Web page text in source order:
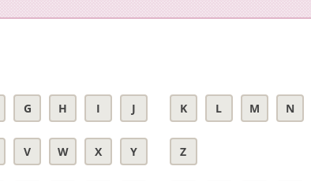
G H I J K L M N
V W X Y Z